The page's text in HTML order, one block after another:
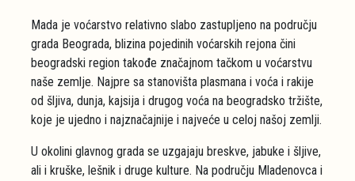
Mada je voćarstvo relativno slabo zastupljeno na području
grada Beograda, blizina pojedinih voćarskih rejona čini
beogradski region takođe značajnom tačkom u voćarstvu
naše zemlje. Najpre sa stanovišta plasmana i voća i rakije
od šljiva, dunja, kajsija i drugog voća na beogradsko tržište,
koje je ujedno i najznačajnije i najveće u celoj našoj zemlji.
U okolini glavnog grada se uzgajaju breskve, jabuke i šljive,
ali i kruške, lešnik i druge kulture. Na području Mladenovca i